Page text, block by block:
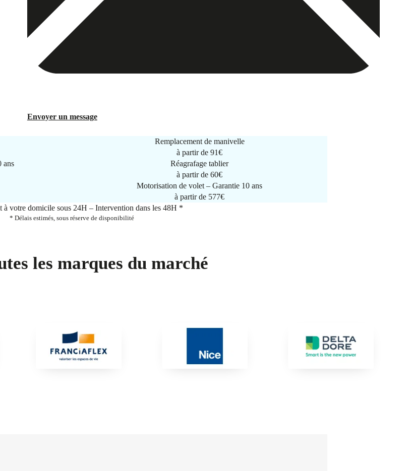
Envoyer un message
Remplacement de manivelle
à partir de91€
ans
Réagrafage tablier
à partir de60€
Motorisation de volet – Garantie 10 ans
à partir de 577€
à votre domicile sous 24H – Intervention dans les 48H *
* Délais estimés, sous réserve de disponibilité
les marques du marché